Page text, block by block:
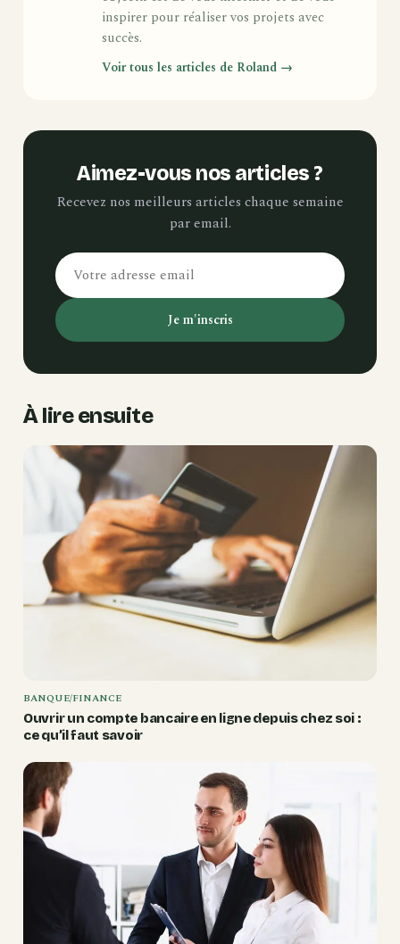
inspirer pour réaliser vos projets avec
succès.
Voir tous les articles de Roland →
Aimez-vous nos articles ?
Recevez nos meilleurs articles chaque semaine
par email.
Je m'inscris
À lire ensuite
BANQUE/FINANCE
Ouvrir un compte bancaire en ligne depuis chez soi :
ce qu’il faut savoir